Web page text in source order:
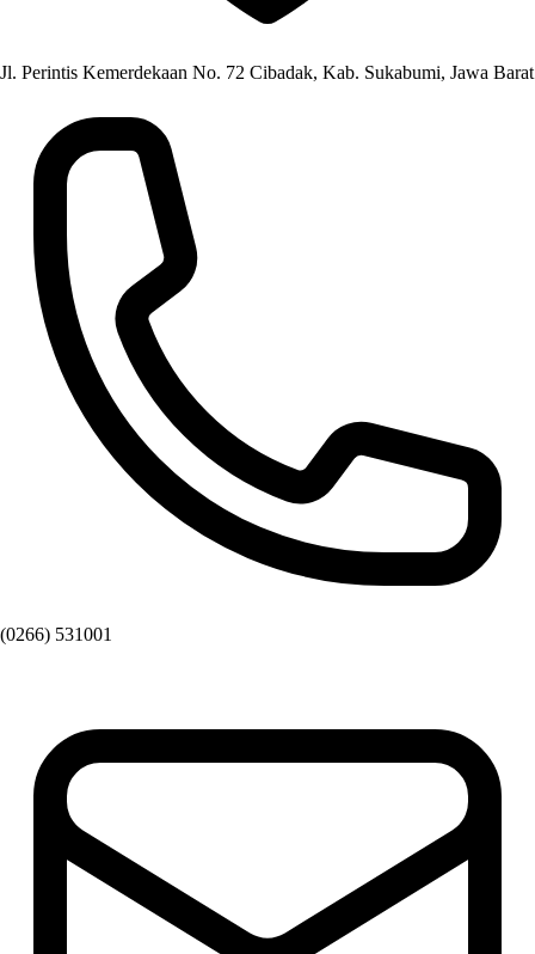
Jl. Perintis Kemerdekaan No. 72 Cibadak, Kab. Sukabumi, Jawa Barat
(0266) 531001